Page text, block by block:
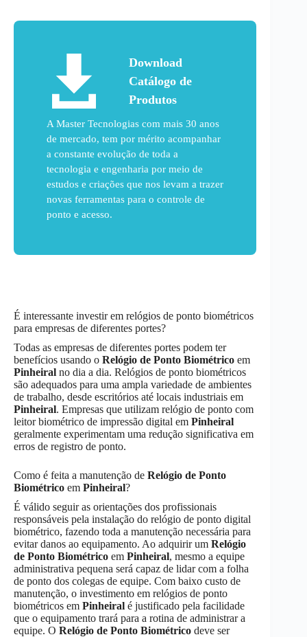
Download
Catálogo de
Produtos
A Master Tecnologias com mais 30 anos
de mercado, tem por mérito acompanhar
a constante evolução de toda a
tecnologia e engenharia por meio de
estudos e criações que nos levam a trazer
novas ferramentas para o controle de
ponto e acesso.
É interessante investir em relógios de ponto biométricos
para empresas de diferentes portes?
Todas as empresas de diferentes portes podem ter
benefícios usando o Relógio de Ponto Biométrico em
Pinheiral no dia a dia. Relógios de ponto biométricos
são adequados para uma ampla variedade de ambientes
de trabalho, desde escritórios até locais industriais em
Pinheiral. Empresas que utilizam relógio de ponto com
leitor biométrico de impressão digital em Pinheiral
geralmente experimentam uma redução significativa em
erros de registro de ponto.
Como é feita a manutenção de Relógio de Ponto
Biométrico em Pinheiral?
É válido seguir as orientações dos profissionais
responsáveis pela instalação do relógio de ponto digital
biométrico, fazendo toda a manutenção necessária para
evitar danos ao equipamento. Ao adquirir um Relógio
de Ponto Biométrico em Pinheiral, mesmo a equipe
administrativa pequena será capaz de lidar com a folha
de ponto dos colegas de equipe. Com baixo custo de
manutenção, o investimento em relógios de ponto
biométricos em Pinheiral é justificado pela facilidade
que o equipamento trará para a rotina de administrar a
equipe. O Relógio de Ponto Biométrico deve ser